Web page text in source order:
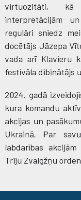
virtuozitāti, kā
interpretācijām
regulāri sniedz
docētājs Jāzepa
vada arī Klavieru
festivāla dibinātājs
2024. gadā
kura komandu
akcijas un
Ukrainā. Par
labdarības
Triju Zvaigžņu